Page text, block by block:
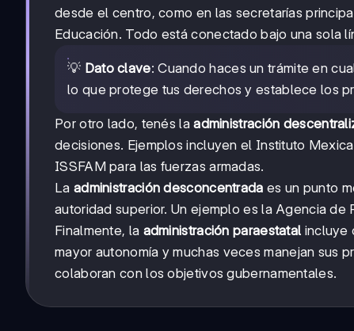
desde el centro, como en las secretarías
Educación. Todo está conectado bajo una sola
💡 Dato clave: Cuando haces un trámite en
lo que protege tus derechos y establece los
Por otro lado, tenés laadministración
decisiones. Ejemplos incluyen el Instituto
ISSFAM para las fuerzas armadas.
La administración desconcentrada es un punto
autoridad superior. Un ejemplo es la Agencia
Finalmente, la administración paraestatal incluye
mayor autonomía y muchas veces manejan sus
colaboran con los objetivos gubernamentales.